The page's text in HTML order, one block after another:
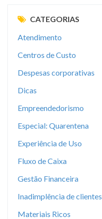
CATEGORIAS
Atendimento
Centros de Custo
Despesas corporativas
Dicas
Empreendedorismo
Especial: Quarentena
Experiência de Uso
Fluxo de Caixa
Gestão Financeira
Inadimplência de clientes
Materiais Ricos